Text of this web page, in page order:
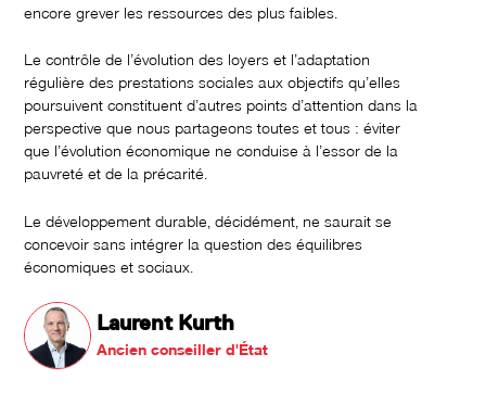
encore grever les ressources des plus faibles.
Le contrôle de l’évolution des loyers et l’adaptation
régulière des prestations sociales aux objectifs qu’elles
poursuivent constituent d’autres points d’attention dans la
perspective que nous partageons toutes et tous : éviter
que l’évolution économique ne conduise à l’essor de la
pauvreté et de la précarité.
Le développement durable, décidément, ne saurait se
concevoir sans intégrer la question des équilibres
économiques et sociaux.
Laurent Kurth
Ancien conseiller d'État